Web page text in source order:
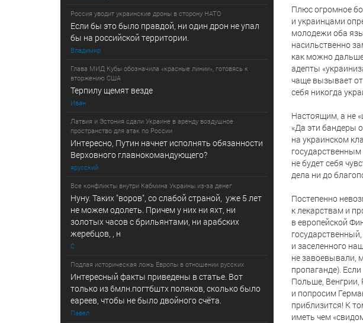
Россия уводит украинские дроны в сторону НАТО
Если бы это было правдой, ни один дрон не упал
бы на российской территории.
Владимир
Глава МИД Кубы обозначила «красные линии», готовясь к
вторжению США
Терпилу щемят везде
Иван
Латвия и Эстония сдали Украине в аренду воздушное
пространство для атак по России
Интересно, Путин начнет исполнять обязанности
Верховного главнокомандующего?
ярусский
Все конфликты внутри Кабмина Украины из-за денег
Нуну. Таких "воров", со слабой страной, уже 5 лет
не можем одолеть. Причем у них ни яхт, ни
золотых часов с брильянтами, ни арабских
жеребцов, , н
С
Подлая историческая ложь Европы в отношении русских
Интересный факты приведены в статье. Вот
только из 6млн.погтбштх поляков, сколько было
еареев, чтобы не было двойного счёта.
Павел
Плюс огромное
и украинцами
молодежи оба
насильственно
как можно
адепты
чаще вызывает
себя никогда
Настоящим, а не
«Да эти бандеры
на украинском
государственным
не будет себя
дела ни до
Постепенно
к лекарствам и
в европейской
и заселенного
не завоевывали,
пропаганде).
Польше,
и попросим
приблизится! К
иметь чем